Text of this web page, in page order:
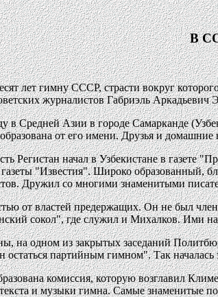
В
лет гимну СССР, страсти вокруг
журналистов Габриэль Аркадьевич
в Средней Азии в городе Самарканде
от его имени. Друзья и домашние
Регистан начал в Узбекистане в газете
газеты "Известия". Широко
Дружил со многими знаменитыми
от властей предержащих. Он не был
сокол", где служил и Михалков. Ими
на одном из закрытых заседаний
партийным гимном". Так
комиссия, которую возглавил
и музыки гимна. Самые знаменитые